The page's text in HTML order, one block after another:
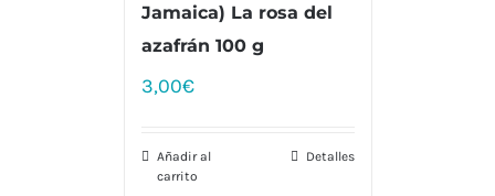
Jamaica) La rosa del
azafrán 100 g
3,00€
Añadir al
carrito
Detalles